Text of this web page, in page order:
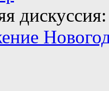
дискуссия: